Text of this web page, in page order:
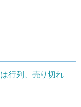
行列、売り切れ